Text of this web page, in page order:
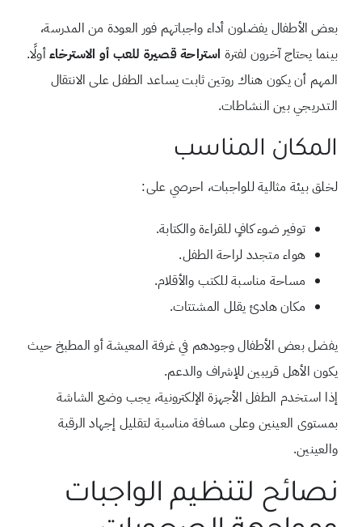
بعض الأطفال يفضلون أداء واجباتهم فور العودة من المدرسة،
بينما يحتاج آخرون لفترة استراحة قصيرة للعب أو الاسترخاءأولًا.
المهم أن يكون هناك روتين ثابت يساعد الطفل على الانتقال
التدريجي بين النشاطات.
المكان المناسب
لخلق بيئة مثالية للواجبات، احرصي على:
توفير ضوء كافٍ للقراءة والكتابة.
هواء متجدد لراحة الطفل.
مساحة مناسبة للكتب والأقلام.
مكان هادئ يقلل المشتتات.
يفضل بعض الأطفال وجودهم في غرفة المعيشة أو المطبخ حيث
يكون الأهل قريبين للإشراف والدعم.
إذا استخدم الطفل الأجهزة الإلكترونية، يجب وضع الشاشة
بمستوى العينين وعلى مسافة مناسبة لتقليل إجهاد الرقبة
والعينين.
نصائح لتنظيم الواجبات